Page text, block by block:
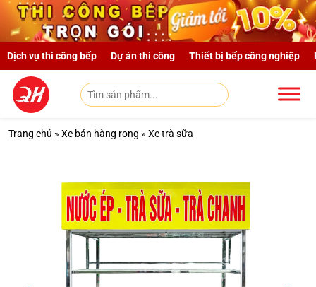
Skip to main content
Dịch vụ thi công bếp Dự án thi công Thiết bị bếp công nghiệp
Trang chủ » Xe bán hàng rong » Xe trà sữa